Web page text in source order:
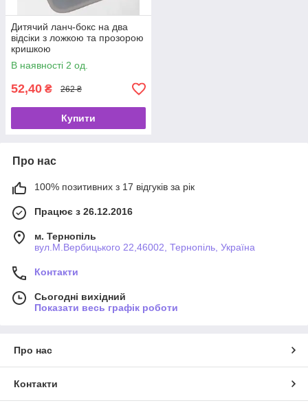
Дитячий ланч-бокс на два
відсіки з ложкою та прозорою
кришкою
В наявності 2 од.
52,40 ₴ 262 ₴
Купити
Про нас
100% позитивних з 17 відгуків за рік
Працює з 26.12.2016
м. Тернопіль
вул.М.Вербицького 22,46002, Тернопіль, Україна
Контакти
Сьогодні вихідний
Показати весь графік роботи
Про нас
Контакти